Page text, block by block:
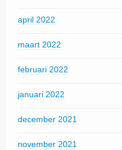
april 2022
maart 2022
februari 2022
januari 2022
december 2021
november 2021